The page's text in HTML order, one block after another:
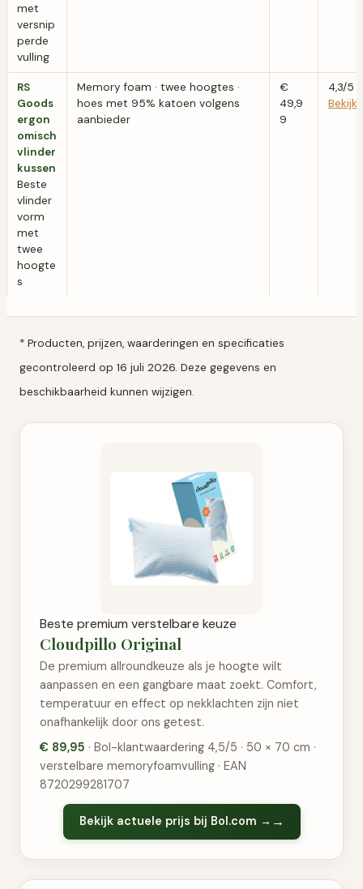
met
versnip
perde
vulling
RS
Goods
ergon
omisch
vlinder
kussen
Beste
vlinder
vorm
met
twee
hoogte
s
Memory foam · twee hoogtes ·
hoes met 95% katoen volgens
aanbieder
€
49,9
9
4,3/5
* Producten, prijzen, waarderingen en specificaties
gecontroleerd op 16 juli 2026. Deze gegevens en
beschikbaarheid kunnen wijzigen.
Beste premium verstelbare keuze
Cloudpillo Original
De premium allroundkeuze als je hoogte wilt
aanpassen en een gangbare maat zoekt. Comfort,
temperatuur en effect op nekklachten zijn niet
onafhankelijk door ons getest.
€ 89,95 · Bol-klantwaardering 4,5/5 · 50 × 70 cm ·
verstelbare memoryfoamvulling · EAN
8720299281707
Bekijk actuele prijs bij Bol.com →